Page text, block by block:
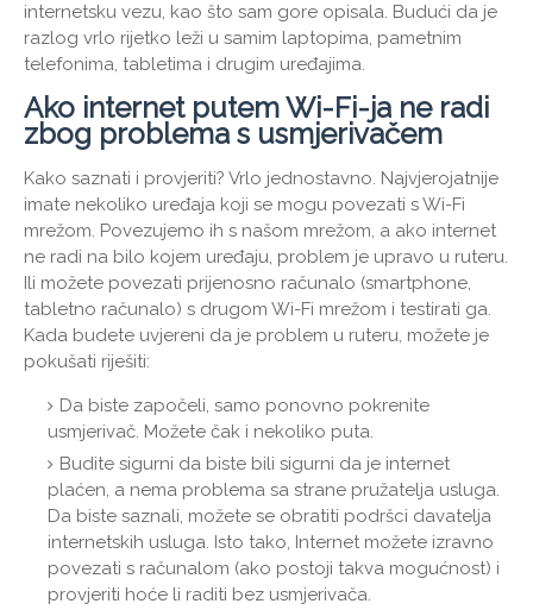
internetsku vezu, kao što sam gore opisala. Budući da je
razlog vrlo rijetko leži u samim laptopima, pametnim
telefonima, tabletima i drugim uređajima.
Ako internet putem Wi-Fi-ja ne radi
zbog problema s usmjerivačem
Kako saznati i provjeriti? Vrlo jednostavno. Najvjerojatnije
imate nekoliko uređaja koji se mogu povezati s Wi-Fi
mrežom. Povezujemo ih s našom mrežom, a ako internet
ne radi na bilo kojem uređaju, problem je upravo u ruteru.
Ili možete povezati prijenosno računalo (smartphone,
tabletno računalo) s drugom Wi-Fi mrežom i testirati ga.
Kada budete uvjereni da je problem u ruteru, možete je
pokušati riješiti:
Da biste započeli, samo ponovno pokrenite
usmjerivač. Možete čak i nekoliko puta.
Budite sigurni da biste bili sigurni da je internet
plaćen, a nema problema sa strane pružatelja usluga.
Da biste saznali, možete se obratiti podršci davatelja
internetskih usluga. Isto tako, Internet možete izravno
povezati s računalom (ako postoji takva mogućnost) i
provjeriti hoće li raditi bez usmjerivača.